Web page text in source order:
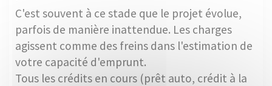
C'est souvent à ce stade que le projet évolue,
parfois de manière inattendue. Les charges
agissent comme des freins dans l'estimation de
votre capacité d'emprunt.
Tous les crédits en cours (prêt auto, crédit à la